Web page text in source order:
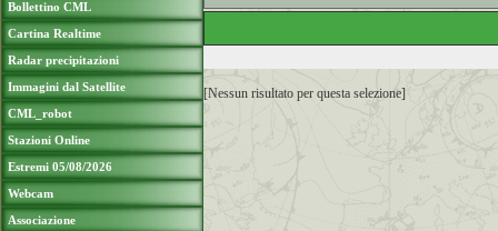
Bollettino CML
Cartina Realtime
Radar precipitazioni
Immagini dal Satellite
CML_robot
Stazioni Online
Estremi 05/08/2026
Webcam
Associazione
[Nessun risultato per questa selezione]